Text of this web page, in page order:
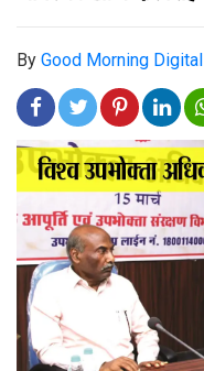
By Good Morning Digital